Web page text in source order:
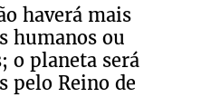
haverá mais
humanos ou
o planeta será
pelo Reino de